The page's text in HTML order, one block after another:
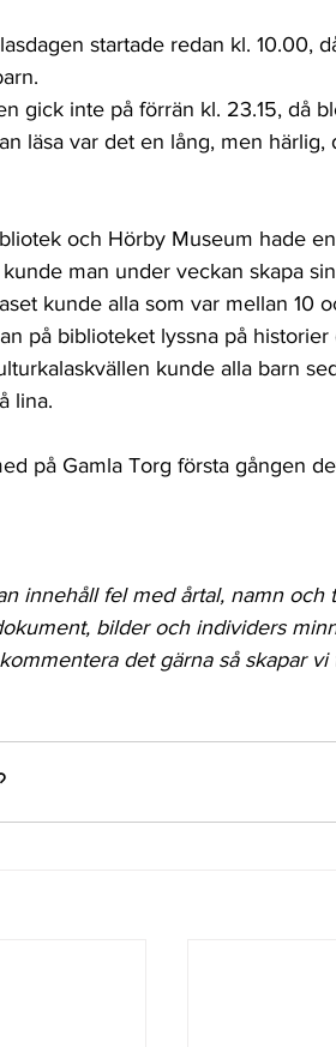
startade redan kl. 10.00,
gick inte på förrän kl. 23.15, då
läsa var det en lång, men härlig,
och Hörby Museum hade
man under veckan skapa
kunde alla som var mellan 10
på biblioteket lyssna på
kunde alla barn
lina.
på Gamla Torg första gången
innehåll fel med årtal, namn
bilder och individers
det gärna så skapar